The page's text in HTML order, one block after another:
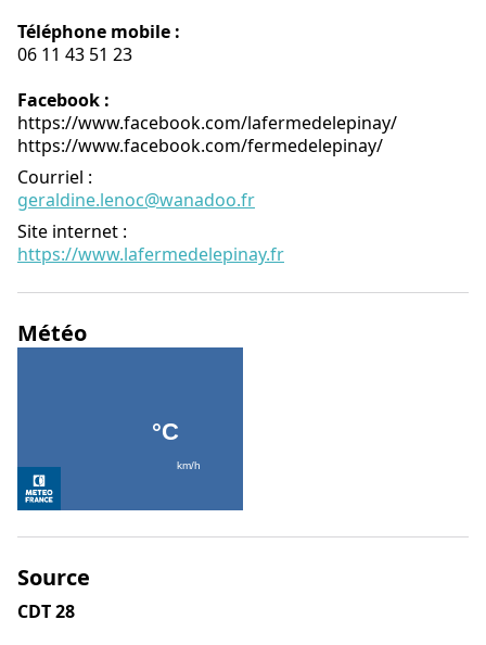
Téléphone mobile :
06 11 43 51 23
Facebook :
https://www.facebook.com/lafermedelepinay/
https://www.facebook.com/fermedelepinay/
Courriel :
geraldine.lenoc@wanadoo.fr
Site internet :
https://www.lafermedelepinay.fr
Météo
Source
CDT 28